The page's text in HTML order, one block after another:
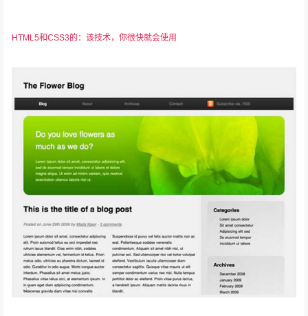
HTML5和CSS3的：该技术，你很快就会使用